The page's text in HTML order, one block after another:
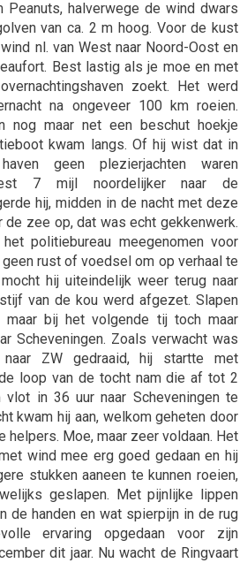
Peanuts, halverwege de wind dwars
van ca. 2 m hoog. Voor de kust
nl. van West naar Noord-Oost en
Best lastig als je moe en met
zoekt. Het werd
na ongeveer 100 km roeien.
nog maar net een beschut hoekje
kwam langs. Of hij wist dat in
geen plezierjachten waren
7 mijl noordelijker naar de
hij, midden in de nacht met deze
de zee op, dat was echt gekkenwerk.
politiebureau meegenomen voor
rust of voedsel om op verhaal te
hij uiteindelijk weer terug naar
van de kou werd afgezet. Slapen
maar bij het volgende tij toch maar
Scheveningen. Zoals verwacht was
ZW gedraaid, hij startte met
loop van de tocht nam die af tot 2
in 36 uur naar Scheveningen te
kwam hij aan, welkom geheten door
helpers. Moe, maar zeer voldaan. Het
wind mee erg goed gedaan en hij
stukken aaneen te kunnen roeien,
geslapen. Met pijnlijke lippen
de handen en wat spierpijn in de rug
ervaring opgedaan voor zijn
dit jaar. Nu wacht de Ringvaart